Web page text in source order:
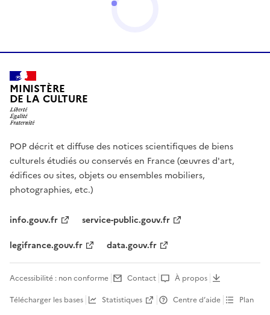
MINISTÈRE
DE LA CULTURE
POP décrit et diffuse des notices scientifiques de biens
culturels étudiés ou conservés en France (œuvres d'art,
édifices ou sites, objets ou ensembles mobiliers,
photographies, etc.)
info.gouv.fr
service-public.gouv.fr
legifrance.gouv.fr
data.gouv.fr
Accessibilité : non conforme Contact
À propos
Télécharger les bases
Statistiques Centre d’aide
Plan